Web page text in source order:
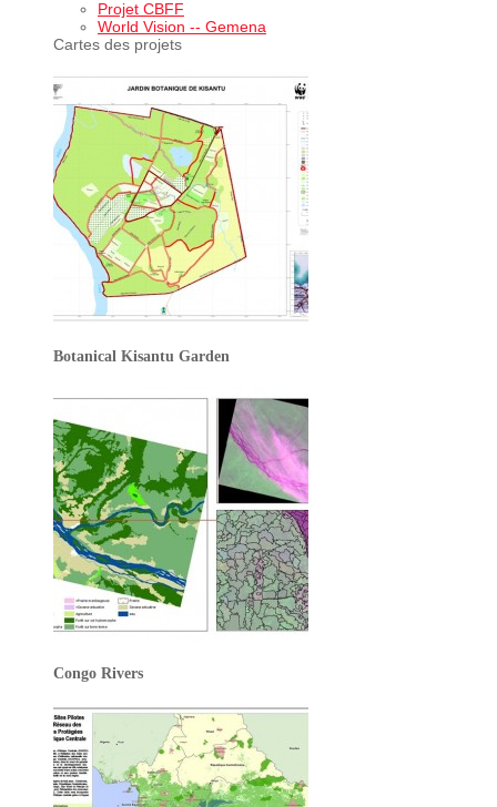
Projet CBFF
World Vision -- Gemena
Cartes des projets
Botanical Kisantu Garden
Congo Rivers